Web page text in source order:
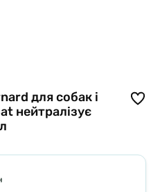
для собак і
нейтралізує